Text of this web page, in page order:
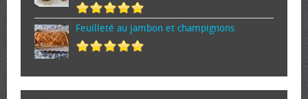
Feuilleté au jambon et champignons